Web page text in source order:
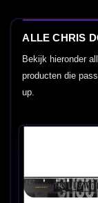
ALLE CHRIS
Bekijk hieronder
producten die
up.